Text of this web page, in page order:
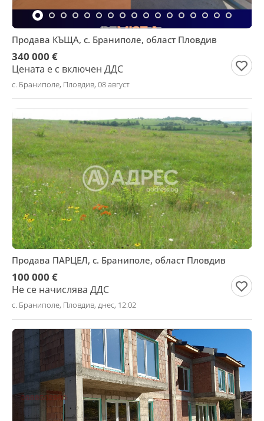
Продава КЪЩА, с. Браниполе, област Пловдив
340 000 €
Цената е с включен ДДС
с. Браниполе, Пловдив, 08 август
Продава ПАРЦЕЛ, с. Браниполе, област Пловдив
100 000 €
Не се начислява ДДС
с. Браниполе, Пловдив, днес, 12:02